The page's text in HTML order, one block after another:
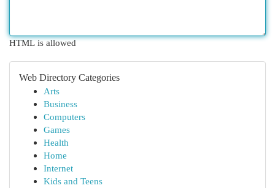
HTML is allowed
Web Directory Categories
Arts
Business
Computers
Games
Health
Home
Internet
Kids and Teens